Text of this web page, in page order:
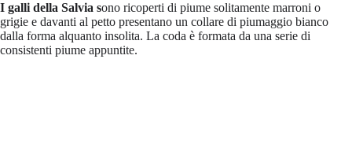
I galli della Salvia sono ricoperti di piume solitamente marroni o
grigie e davanti al petto presentano un collare di piumaggio bianco
dalla forma alquanto insolita. La coda è formata da una serie di
consistenti piume appuntite.